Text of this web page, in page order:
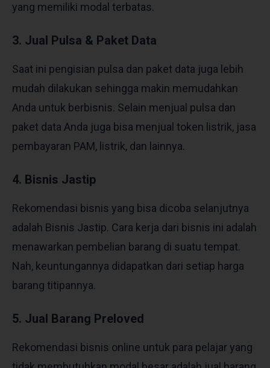
yang memiliki modal terbatas.
3. Jual Pulsa & Paket Data
Saat ini pengisian pulsa dan paket data juga lebih
mudah dilakukan sehingga makin memudahkan
Anda untuk berbisnis. Selain menjual pulsa dan
paket data Anda juga bisa menjual token listrik, jasa
pembayaran PAM, listrik, dan lainnya.
4. Bisnis Jastip
Rekomendasi bisnis yang bisa dicoba selanjutnya
adalah Bisnis Jastip. Cara kerja dari bisnis ini adalah
menawarkan pembelian barang di suatu tempat.
Nah, keuntungannya didapatkan dari setiap harga
barang titipannya.
5. Jual Barang Preloved
Rekomendasi bisnis online untuk para pelajar yang